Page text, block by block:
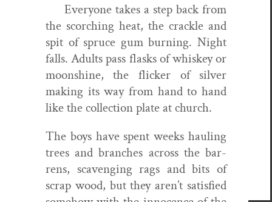
Every­one takes a step back from
the scorch­ing heat, the crack­le and
spit of spruce gum burn­ing. Night
falls. Adults pass flasks of whiskey or
moon­shine, the flick­er of sil­ver
mak­ing its way from hand to hand
like the col­lec­tion plate at church.
The boys have spent weeks haul­ing
trees and branch­es across the bar­
rens, scav­eng­ing rags and bits of
scrap wood, but they aren’t sat­is­fied